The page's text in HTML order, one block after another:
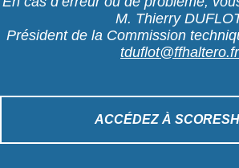
M. Thierry
Président de la Commission
tduflot@ffhaltero.fr
ACCÉDEZ À